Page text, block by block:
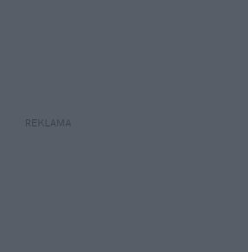
REKLAMA